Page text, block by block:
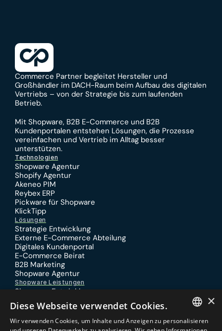
Commerce Partner begleitet Hersteller und
Großhändler im DACH-Raum beim Aufbau des digitalen
Vertriebs – von der Strategie bis zum laufenden
Betrieb.
Mit Shopware, B2B E-Commerce und B2B
Kundenportalen entstehen Lösungen, die Prozesse
vereinfachen und Vertrieb im Alltag besser
unterstützen.
Technologien
Shopware Agentur
Shopify Agentur
Akeneo PIM
Reybex ERP
Pickware für Shopware
KlickTipp
Lösungen
Strategie Entwicklung
Externe E-Commerce Abteilung
Digitales Kundenportal
E-Commerce Beirat
B2B Marketing
Shopware Agentur
Shopware Leistungen
Shopware Entwicklung
Shopware Performance
Shopware Migration
Shopware SEO
Shopware Design
GERMAN
×
Diese Webseite verwendet Cookies.
Wir verwenden Cookies, um Inhalte und Anzeigen zu personalisieren